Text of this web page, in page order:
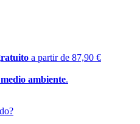
a partir de 87,90 €
ambiente.